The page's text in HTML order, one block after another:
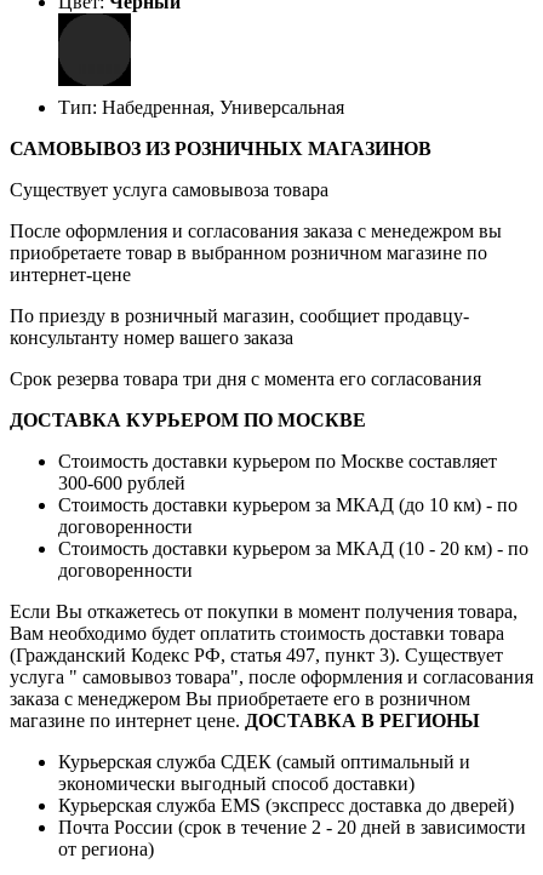
Тип: Набедренная, Универсальная
САМОВЫВОЗ ИЗ РОЗНИЧНЫХ МАГАЗИНОВ
Существует услуга самовывоза товара
После оформления и согласования заказа с менедежром вы
приобретаете товар в выбранном розничном магазине по
интернет-цене
По приезду в розничный магазин, сообщиет продавцу-
консультанту номер вашего заказа
Срок резерва товара три дня с момента его согласования
ДОСТАВКА КУРЬЕРОМ ПО МОСКВЕ
Стоимость доставки курьером по Москве составляет
300-600 рублей
Стоимость доставки курьером за МКАД (до 10 км) - по
договоренности
Стоимость доставки курьером за МКАД (10 - 20 км) - по
договоренности
Если Вы откажетесь от покупки в момент получения товара,
Вам необходимо будет оплатить стоимость доставки товара
(Гражданский Кодекс РФ, статья 497, пункт 3). Существует
услуга " самовывоз товара", после оформления и согласования
заказа с менеджером Вы приобретаете его в розничном
магазине по интернет цене. ДОСТАВКА В РЕГИОНЫ
Курьерская служба СДЕК (самый оптимальный и
экономически выгодный способ доставки)
Курьерская служба EMS (экспресс доставка до дверей)
Почта России (срок в течение 2 - 20 дней в зависимости
от региона)